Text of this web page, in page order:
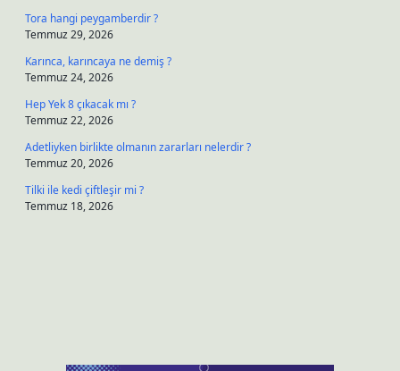
Tora hangi peygamberdir ?
Temmuz 29, 2026
Karınca, karıncaya ne demiş ?
Temmuz 24, 2026
Hep Yek 8 çıkacak mı ?
Temmuz 22, 2026
Adetliyken birlikte olmanın zararları nelerdir ?
Temmuz 20, 2026
Tilki ile kedi çiftleşir mi ?
Temmuz 18, 2026